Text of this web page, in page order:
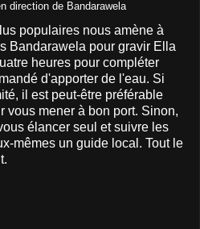
direction de Bandarawela
populaires nous amène à
Bandarawela pour gravir Ella
heures pour compléter
d'apporter de l'eau. Si
il est peut-être préférable
vous mener à bon port. Sinon,
élancer seul et suivre les
mêmes un guide local. Tout le